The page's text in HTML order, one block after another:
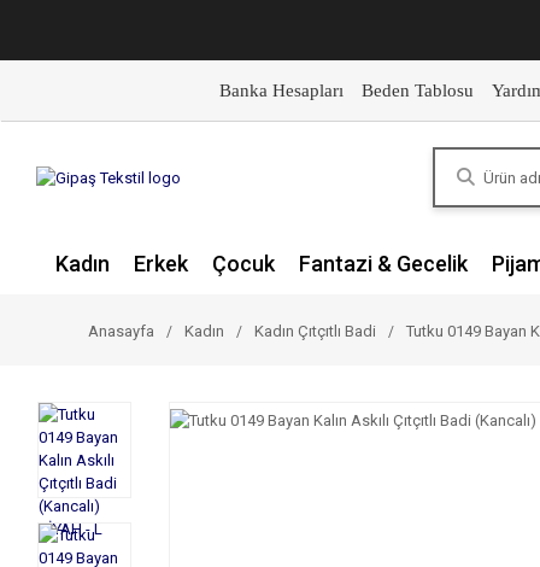
Banka Hesapları Beden Tablosu
Kadın Erkek Çocuk Fantazi & Gecelik
Anasayfa Kadın Kadın Çıtçıtlı Badi Tutku 0149 Bayan